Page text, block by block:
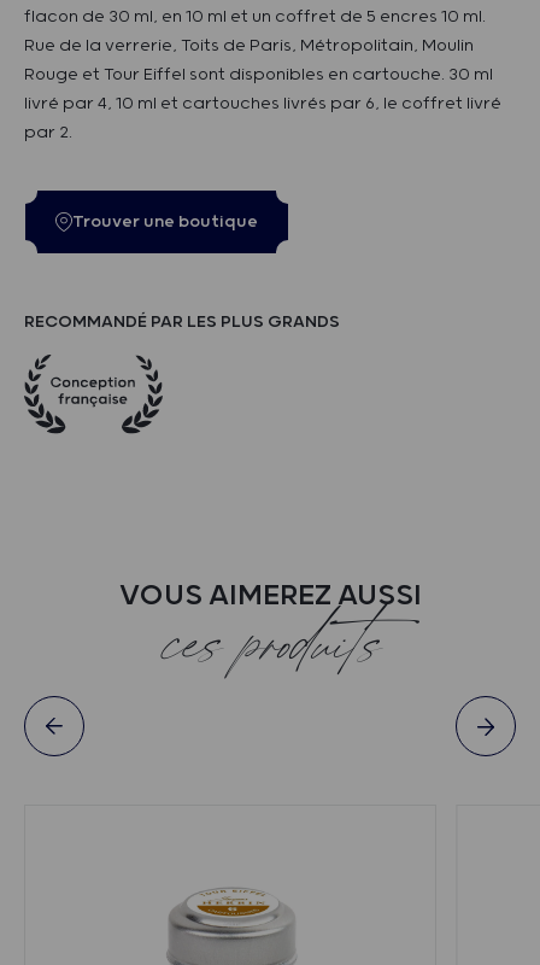
flacon de 30 ml, en 10 ml et un coffret de 5 encres 10 ml.
Rue de la verrerie, Toits de Paris, Métropolitain, Moulin
Rouge et Tour Eiffel sont disponibles en cartouche. 30 ml
livré par 4, 10 ml et cartouches livrés par 6, le coffret livré
par 2.
Trouver une boutique
RECOMMANDÉ PAR LES PLUS GRANDS
VOUS AIMEREZ AUSSI
ces produits